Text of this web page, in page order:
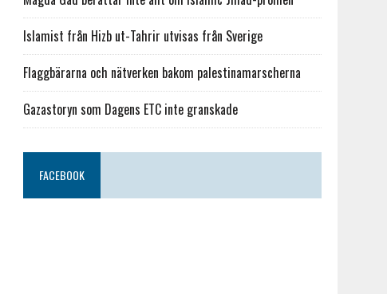
Islamist från Hizb ut-Tahrir utvisas från Sverige
Flaggbärarna och nätverken bakom palestinamarscherna
Gazastoryn som Dagens ETC inte granskade
FACEBOOK